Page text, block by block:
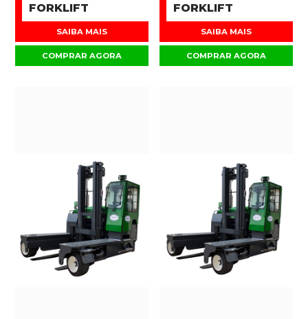
FORKLIFT
SAIBA MAIS
COMPRAR AGORA
FORKLIFT
SAIBA MAIS
COMPRAR AGORA